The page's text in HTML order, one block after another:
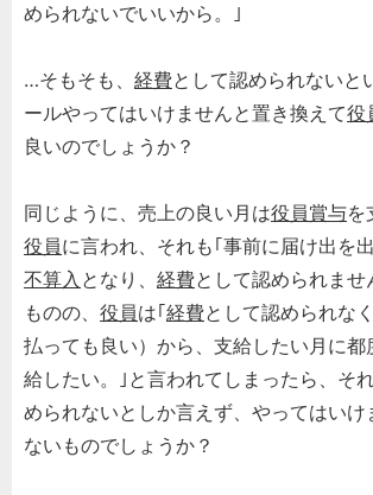
められないでいいから。｣
…そもそも、 経費として認められないと
ールやってはいけませんと置き換えて役
良いのでしょうか？
同じように、売上の良い月は役員賞与を
役員に言われ、それも｢事前に届け出を
不算入 となり、 経費として認められませ
ものの、 役員は｢経費として認められな
払っても良い）から、支給したい月に都
給したい。｣と言われてしまったら、そ
められないとしか言えず、やってはいけ
ないものでしょうか？